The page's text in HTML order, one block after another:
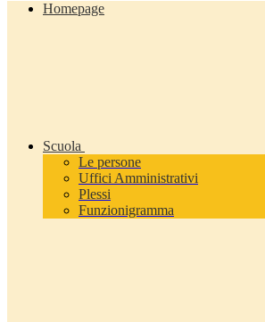
Homepage
Scuola
Le persone
Uffici Amministrativi
Plessi
Funzionigramma